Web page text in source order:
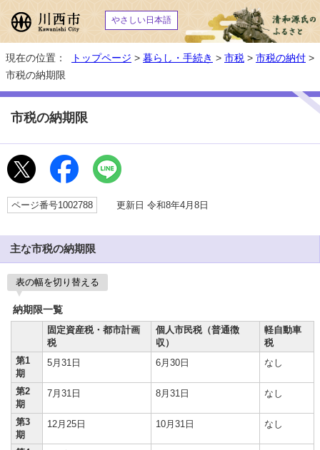
やさしい日本語
現在の位置： トップページ > 暮らし・手続き > 市税 > 市税の納付 >
市税の納期限
市税の納期限
ページ番号1002788 更新日 令和8年4月8日
主な市税の納期限
表の幅を切り替える
納期限一覧
固定資産税・都市計画
税
個人市民税（普通徴
収）
軽自動車
税
第1
期
5月31日 6月30日 なし
第2
期
7月31日 8月31日 なし
第3
期
12月25日 10月31日 なし